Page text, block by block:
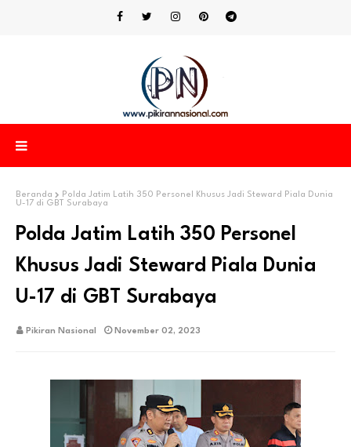
Beranda
Polda Jatim Latih 350 Personel Khusus Jadi Steward Piala Dunia
U-17 di GBT Surabaya
Polda Jatim Latih 350 Personel
Khusus Jadi Steward Piala Dunia
U-17 di GBT Surabaya
Pikiran Nasional November 02, 2023